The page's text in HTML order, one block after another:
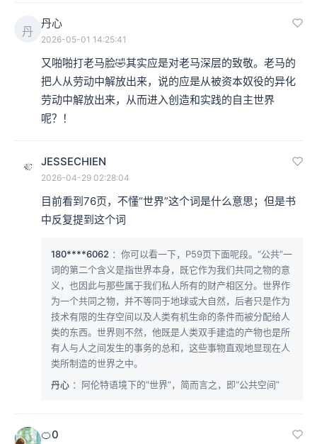
丹
丹心
2026-05-01 14:25:41
又啪啪打老马脸🤣其实应是对老马深层的致敬。老马的
把人从劳动中解放出来，说的应是从被资本奴役的异化
劳动中解放出来，从而进入创造和实践的自主世界
呢？！
JESSECHIEN
2026-04-29 02:28:04
目前看到76页，不懂“世界”这个词是什么意思；但是书
中反复提到这个词
180****6062 ：你可以看一下，P59页下面呢段。“公共”一
词的第二个含义是指世界本身，既它作为我们共同之物的意
义，也因此与那些属于我们私人所有的财产相区分。世界作
为一个共同之物，并不等同于地球或大自然，后者只是作为
技术有限的生存空间以及人类有机生命的条件而被分配给人
类的东西。世界则不然，他既是人类双手建造的产物也是所
有人与人之间发生的事务的总和，这些事物直观地显现在人
类所制造的世界之中。
丹心 ：阿伦特语境下的“世界”，简而言之，即“公共空间”
🍊0